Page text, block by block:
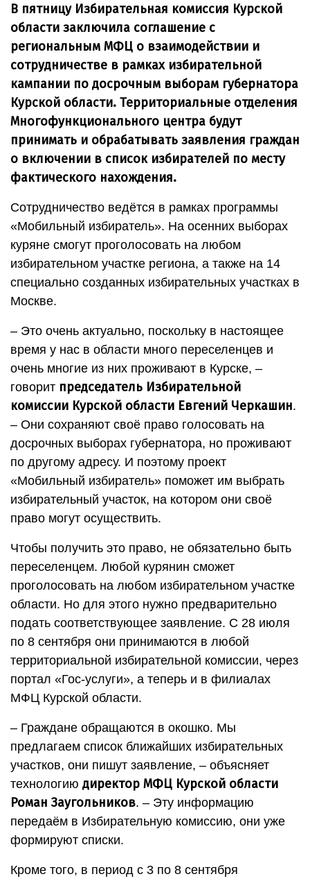
В пятницу Избирательная комиссия Курской
области заключила соглашение с
региональным МФЦ о взаимодействии и
сотрудничестве в рамках избирательной
кампании по досрочным выборам губернатора
Курской области. Территориальные отделения
Многофункционального центра будут
принимать и обрабатывать заявления граждан
о включении в список избирателей по месту
фактического нахождения.
Сотрудничество ведётся в рамках программы
«Мобильный избиратель». На осенних выборах
куряне смогут проголосовать на любом
избирательном участке региона, а также на 14
специально созданных избирательных участках в
Москве.
– Это очень актуально, поскольку в настоящее
время у нас в области много переселенцев и
очень многие из них проживают в Курске, –
говорит председатель Избирательной
комиссии Курской области Евгений Черкашин.
– Они сохраняют своё право голосовать на
досрочных выборах губернатора, но проживают
по другому адресу. И поэтому проект
«Мобильный избиратель» поможет им выбрать
избирательный участок, на котором они своё
право могут осуществить.
Чтобы получить это право, не обязательно быть
переселенцем. Любой курянин сможет
проголосовать на любом избирательном участке
области. Но для этого нужно предварительно
подать соответствующее заявление. C 28 июля
по 8 сентября они принимаются в любой
территориальной избирательной комиссии, через
портал «Гос-услуги», а теперь и в филиалах
МФЦ Курской области.
– Граждане обращаются в окошко. Мы
предлагаем список ближайших избирательных
участков, они пишут заявление, – объясняет
технологию директор МФЦ Курской области
Роман Заугольников. – Эту информацию
передаём в Избирательную комиссию, они уже
формируют списки.
Кроме того, в период с 3 по 8 сентября